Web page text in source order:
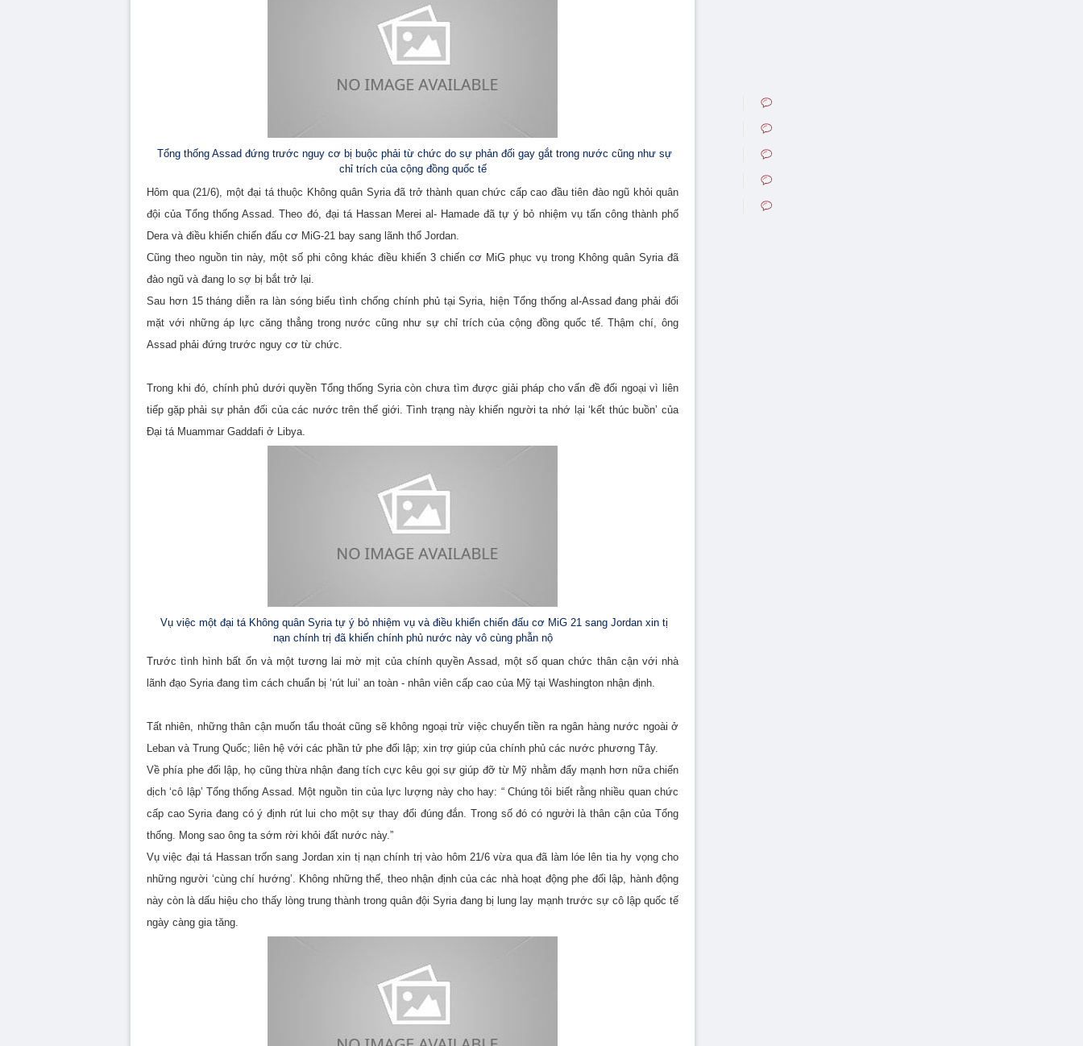
Tổng thống Assad đứng trước nguy cơ bị buộc phải từ chức do sự phản đối gay gắt trong nước cũng như sự
chỉ trích của cộng đồng quốc tế
Hôm qua (21/6), một đại tá thuộc Không quân Syria đã trở thành quan chức cấp cao đầu tiên đào ngũ khỏi quân
đội của Tổng thống Assad. Theo đó, đại tá Hassan Merei al- Hamade đã tự ý bỏ nhiệm vụ tấn công thành phố
Dera và điều khiển chiến đấu cơ MiG-21 bay sang lãnh thổ Jordan.
Cũng theo nguồn tin này, một số phi công khác điều khiển 3 chiến cơ MiG phục vụ trong Không quân Syria đã
đào ngũ và đang lo sợ bị bắt trở lại.
Sau hơn 15 tháng diễn ra làn sóng biểu tình chống chính phủ tại Syria, hiện Tổng thống al-Assad đang phải đối
mặt với những áp lực căng thẳng trong nước cũng như sự chỉ trích của cộng đồng quốc tế. Thậm chí, ông
Assad phải đứng trước nguy cơ từ chức.
Trong khi đó, chính phủ dưới quyền Tổng thống Syria còn chưa tìm được giải pháp cho vấn đề đối ngoại vì liên
tiếp gặp phải sự phản đối của các nước trên thế giới. Tình trạng này khiến người ta nhớ lại ‘kết thúc buồn’ của
Đại tá Muammar Gaddafi ở Libya.
Vụ việc một đại tá Không quân Syria tự ý bỏ nhiệm vụ và điều khiển chiến đấu cơ MiG 21 sang Jordan xin tị
nạn chính trị đã khiến chính phủ nước này vô cùng phẫn nộ
Trước tình hình bất ổn và một tương lai mờ mịt của chính quyền Assad, một số quan chức thân cận với nhà
lãnh đạo Syria đang tìm cách chuẩn bị ‘rút lui’ an toàn - nhân viên cấp cao của Mỹ tại Washington nhận định.
Tất nhiên, những thân cận muốn tẩu thoát cũng sẽ không ngoại trừ việc chuyển tiền ra ngân hàng nước ngoài ở
Leban và Trung Quốc; liên hệ với các phần tử phe đối lập; xin trợ giúp của chính phủ các nước phương Tây.
Về phía phe đối lập, họ cũng thừa nhận đang tích cực kêu gọi sự giúp đỡ từ Mỹ nhằm đẩy mạnh hơn nữa chiến
dịch ‘cô lập’ Tổng thống Assad. Một nguồn tin của lực lượng này cho hay: “ Chúng tôi biết rằng nhiều quan chức
cấp cao Syria đang có ý định rút lui cho một sự thay đổi đúng đắn. Trong số đó có người là thân cận của Tổng
thống. Mong sao ông ta sớm rời khỏi đất nước này.”
Vụ việc đại tá Hassan trốn sang Jordan xin tị nạn chính trị vào hôm 21/6 vừa qua đã làm lóe lên tia hy vọng cho
những người ‘cùng chí hướng’. Không những thế, theo nhận định của các nhà hoạt động phe đối lập, hành động
này còn là dấu hiệu cho thấy lòng trung thành trong quân đội Syria đang bị lung lay mạnh trước sự cô lập quốc tế
ngày càng gia tăng.